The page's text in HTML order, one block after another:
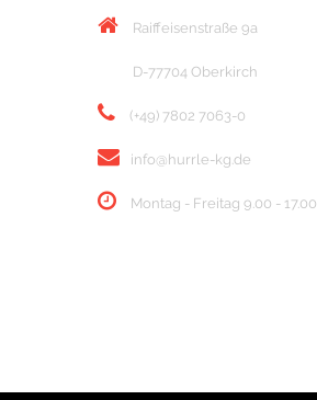
Raiffeisenstraße 9a
D-77704 Oberkirch
(+49) 7802 7063-0
info@hurrle-kg.de
Montag - Freitag 9.00 - 17.00